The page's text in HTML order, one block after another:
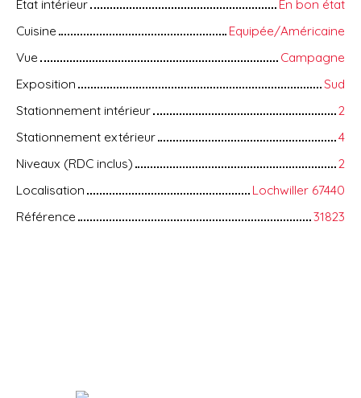
État intérieur
En bon état
Cuisine
Equipée/Américaine
Vue
Campagne
Exposition
Sud
Stationnement intérieur
2
Stationnement extérieur
4
Niveaux (RDC inclus)
2
Localisation
Lochwiller 67440
Référence
31823